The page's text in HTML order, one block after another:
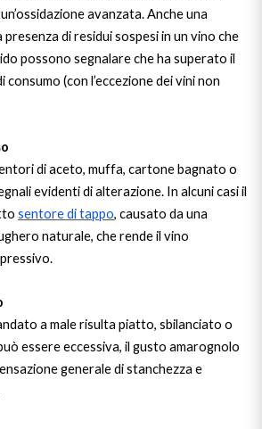
avanzata. Anche una
di residui sospesi in un vino che
possono segnalare che ha superato il
consumo (con l’eccezione dei vini non
di aceto, muffa, cartone bagnato o
evidenti di alterazione. In alcuni casi il
sentore di tappo, causato da una
naturale, che rende il vino
a male risulta piatto, sbilanciato o
essere eccessiva, il gusto amarognolo
generale di stanchezza e